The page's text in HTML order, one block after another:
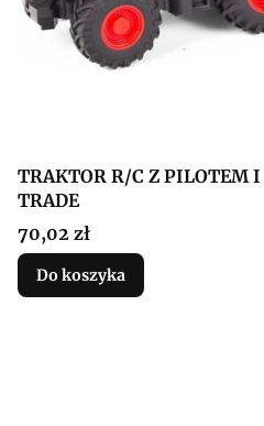
TRAKTOR R/C Z PILOTEM
TRADE
Cena
70,02 zł
Do koszyka